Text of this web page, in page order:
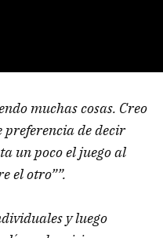
muchas cosas. Creo
preferencia de decir
un poco el juego al
el otro””.
y luego